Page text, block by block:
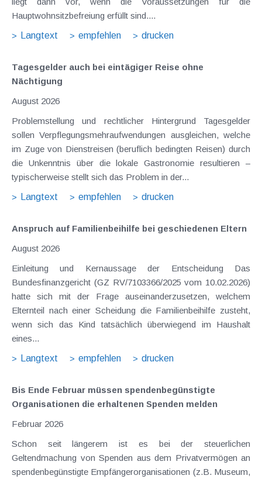
Hauptwohnsitzbefreiung erfüllt sind....
Langtext
empfehlen drucken
Tagesgelder auch bei eintägiger Reise ohne
Nächtigung
August 2026
Problemstellung und rechtlicher Hintergrund Tagesgelder
sollen Verpflegungsmehraufwendungen ausgleichen, welche
im Zuge von Dienstreisen (beruflich bedingten Reisen) durch
die Unkenntnis über die lokale Gastronomie resultieren –
typischerweise stellt sich das Problem in der...
Langtext
empfehlen drucken
Anspruch auf Familienbeihilfe bei geschiedenen Eltern
August 2026
Einleitung und Kernaussage der Entscheidung Das
Bundesfinanzgericht (GZ RV/7103366/2025 vom 10.02.2026)
hatte sich mit der Frage auseinanderzusetzen, welchem
Elternteil nach einer Scheidung die Familienbeihilfe zusteht,
wenn sich das Kind tatsächlich überwiegend im Haushalt
eines...
Langtext
empfehlen drucken
Bis Ende Februar müssen spendenbegünstigte
Organisationen die erhaltenen Spenden melden
Februar 2026
Schon seit längerem ist es bei der steuerlichen
Geltendmachung von Spenden aus dem Privatvermögen an
spendenbegünstigte Empfängerorganisationen (z.B. Museum,